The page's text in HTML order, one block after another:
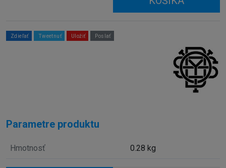
Zdieľať Tweetnuť Uložiť Poslať
Parametre produktu
Hmotnosť 0.28 kg